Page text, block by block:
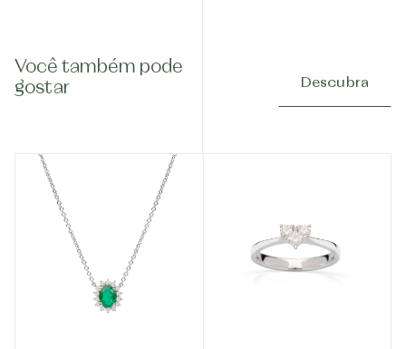
Você também pode
gostar
Descubra